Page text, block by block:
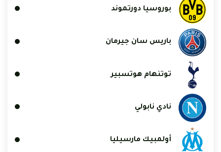
بوروسيا دورتموند
باريس سان جيرمان
توتنهام هوتسبير
نادي نابولي
أولمبيك مارسيليا